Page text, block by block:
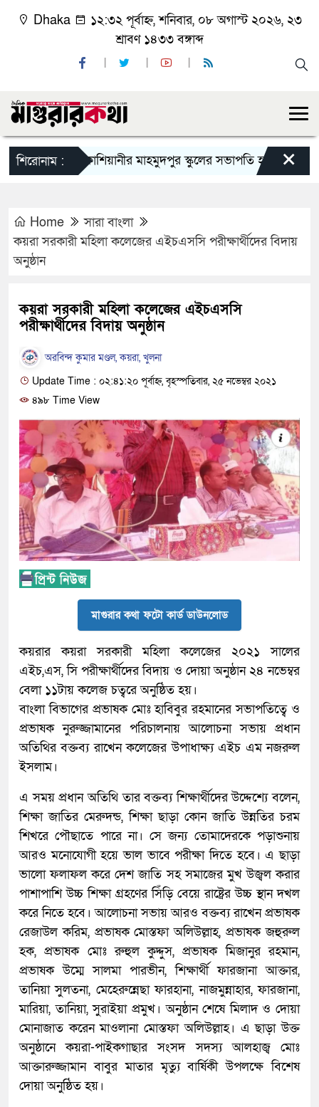
Dhaka
১২:৩২ পূর্বাহ্ন, শনিবার, ০৮ অগাস্ট ২০২৬, ২৩
শ্রাবণ ১৪৩৩ বঙ্গাব্দ
শিরোনাম :কাশিয়ানীর মাহমুদপুর স্কুলের সভাপতি হলেন গোবিন্দ×
Home
সারা বাংলা
কয়রা সরকারী মহিলা কলেজের এইচএসসি পরীক্ষার্থীদের বিদায়
অনুষ্ঠান
কয়রা সরকারী মহিলা কলেজের এইচএসসি
পরীক্ষার্থীদের বিদায় অনুষ্ঠান
অরবিন্দ কুমার মণ্ডল, কয়রা, খুলনা
Update Time : ০২:৪১:২০ পূর্বাহ্ন, বৃহস্পতিবার, ২৫ নভেম্বর ২০২১
৪৯৮ Time View
মাগুরার কথা ফটো কার্ড ডাউনলোড
কয়রার কয়রা সরকারী মহিলা কলেজের ২০২১ সালের
এইচ,এস, সি পরীক্ষার্থীদের বিদায় ও দোয়া অনুষ্ঠান ২৪ নভেম্বর
বেলা ১১টায় কলেজ চত্বরে অনুষ্ঠিত হয়।
বাংলা বিভাগের প্রভাষক মোঃ হাবিবুর রহমানের সভাপতিত্বে ও
প্রভাষক নুরুজ্জামানের পরিচালনায় আলোচনা সভায় প্রধান
অতিথির বক্তব্য রাখেন কলেজের উপাধাক্ষ্য এইচ এম নজরুল
ইসলাম।
এ সময় প্রধান অতিথি তার বক্তব্য শিক্ষার্থীদের উদ্দেশ্যে বলেন,
শিক্ষা জাতির মেরুদন্ড, শিক্ষা ছাড়া কোন জাতি উন্নতির চরম
শিখরে পৌছাতে পারে না। সে জন্য তোমাদেরকে পড়াশুনায়
আরও মনোযোগী হয়ে ভাল ভাবে পরীক্ষা দিতে হবে। এ ছাড়া
ভালো ফলাফল করে দেশ জাতি সহ সমাজের মুখ উজ্বল করার
পাশাপাশি উচ্চ শিক্ষা গ্রহণের সিঁড়ি বেয়ে রাষ্ট্রের উচ্চ স্থান দখল
করে নিতে হবে। আলোচনা সভায় আরও বক্তব্য রাখেন প্রভাষক
রেজাউল করিম, প্রভাষক মোস্তফা অলিউল্লাহ, প্রভাষক জহুরুল
হক, প্রভাষক মোঃ রুহুল কুদ্দুস, প্রভাষক মিজানুর রহমান,
প্রভাষক উম্মে সালমা পারভীন, শিক্ষার্থী ফারজানা আক্তার,
তানিয়া সুলতনা, মেহেরুন্নেছা ফারহানা, নাজমুন্নাহার, ফারজানা,
মারিয়া, তানিয়া, সুরাইয়া প্রমুখ। অনুষ্ঠান শেষে মিলাদ ও দোয়া
মোনাজাত করেন মাওলানা মোস্তফা অলিউল্লাহ। এ ছাড়া উক্ত
অনুষ্ঠানে কয়রা-পাইকগাছার সংসদ সদস্য আলহাজ্ব মোঃ
আক্তারুজ্জামান বাবুর মাতার মৃত্যু বার্ষিকী উপলক্ষে বিশেষ
দোয়া অনুষ্ঠিত হয়।